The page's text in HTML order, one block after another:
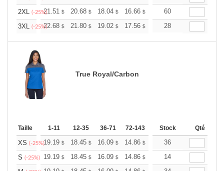
2XL (-25%)21.51 $ 20.68 $ 18.04 $ 16.66 $ 15.82$
60
3XL (-25%)22.68 $ 21.80 $ 19.02 $ 17.56 $ 16.68$
28
True Royal/Carbon
Taille 1-11 12-35 36-71 72-143 144-287 288 +
Stock Qté
XS (-25%)19.19 $ 18.45 $ 16.09 $ 14.86 $ 14.11$
36
S (-25%) 19.19 $ 18.45 $ 16.09 $ 14.86 $ 14.11$
14